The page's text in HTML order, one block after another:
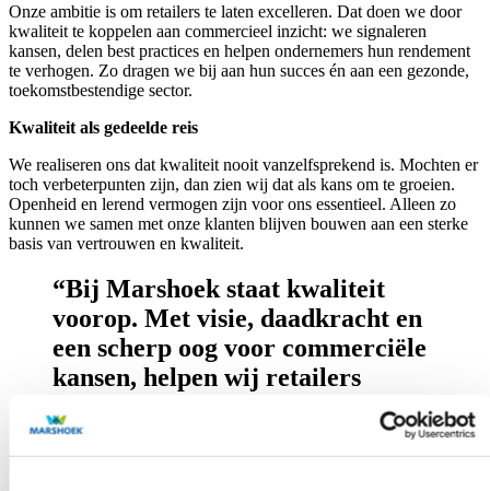
Onze ambitie is om retailers te laten excelleren. Dat doen we door
kwaliteit te koppelen aan commercieel inzicht: we signaleren
kansen, delen best practices en helpen ondernemers hun rendement
te verhogen. Zo dragen we bij aan hun succes én aan een gezonde,
toekomstbestendige sector.
Kwaliteit als gedeelde reis
We realiseren ons dat kwaliteit nooit vanzelfsprekend is. Mochten er
toch verbeterpunten zijn, dan zien wij dat als kans om te groeien.
Openheid en lerend vermogen zijn voor ons essentieel. Alleen zo
kunnen we samen met onze klanten blijven bouwen aan een sterke
basis van vertrouwen en kwaliteit.
“Bij Marshoek staat kwaliteit
voorop. Met visie, daadkracht en
een scherp oog voor commerciële
kansen, helpen wij retailers
vooruit – vandaag én morgen.”